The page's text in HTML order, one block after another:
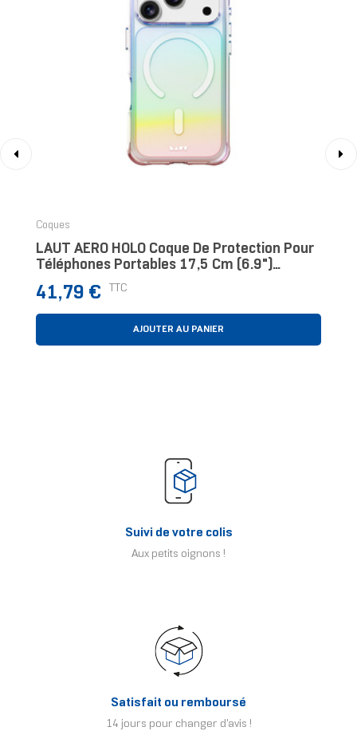
Coques
LAUT AERO HOLO Coque De Protection Pour
Téléphones Portables 17,5 Cm (6.9")
Housse Perle, Transparent
Prix
41,79 € TTC
AJOUTER AU PANIER
Suivi de votre colis
Aux petits oignons !
Satisfait ou remboursé
14 jours pour changer d'avis !